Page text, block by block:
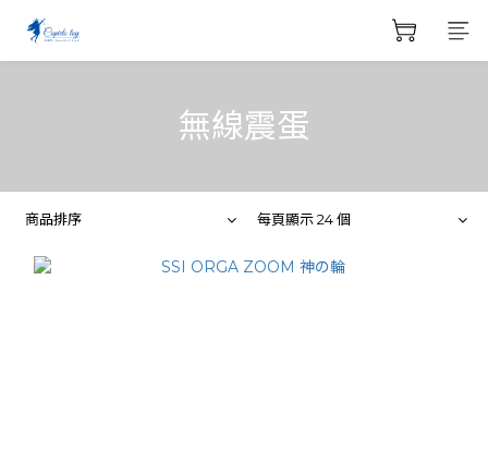
無線震蛋
商品排序 每頁顯示 24 個